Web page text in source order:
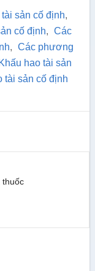
sản cố định,
cố định, Các
, Các phương
Khấu hao tài sản
tài sản cố định
thuốc